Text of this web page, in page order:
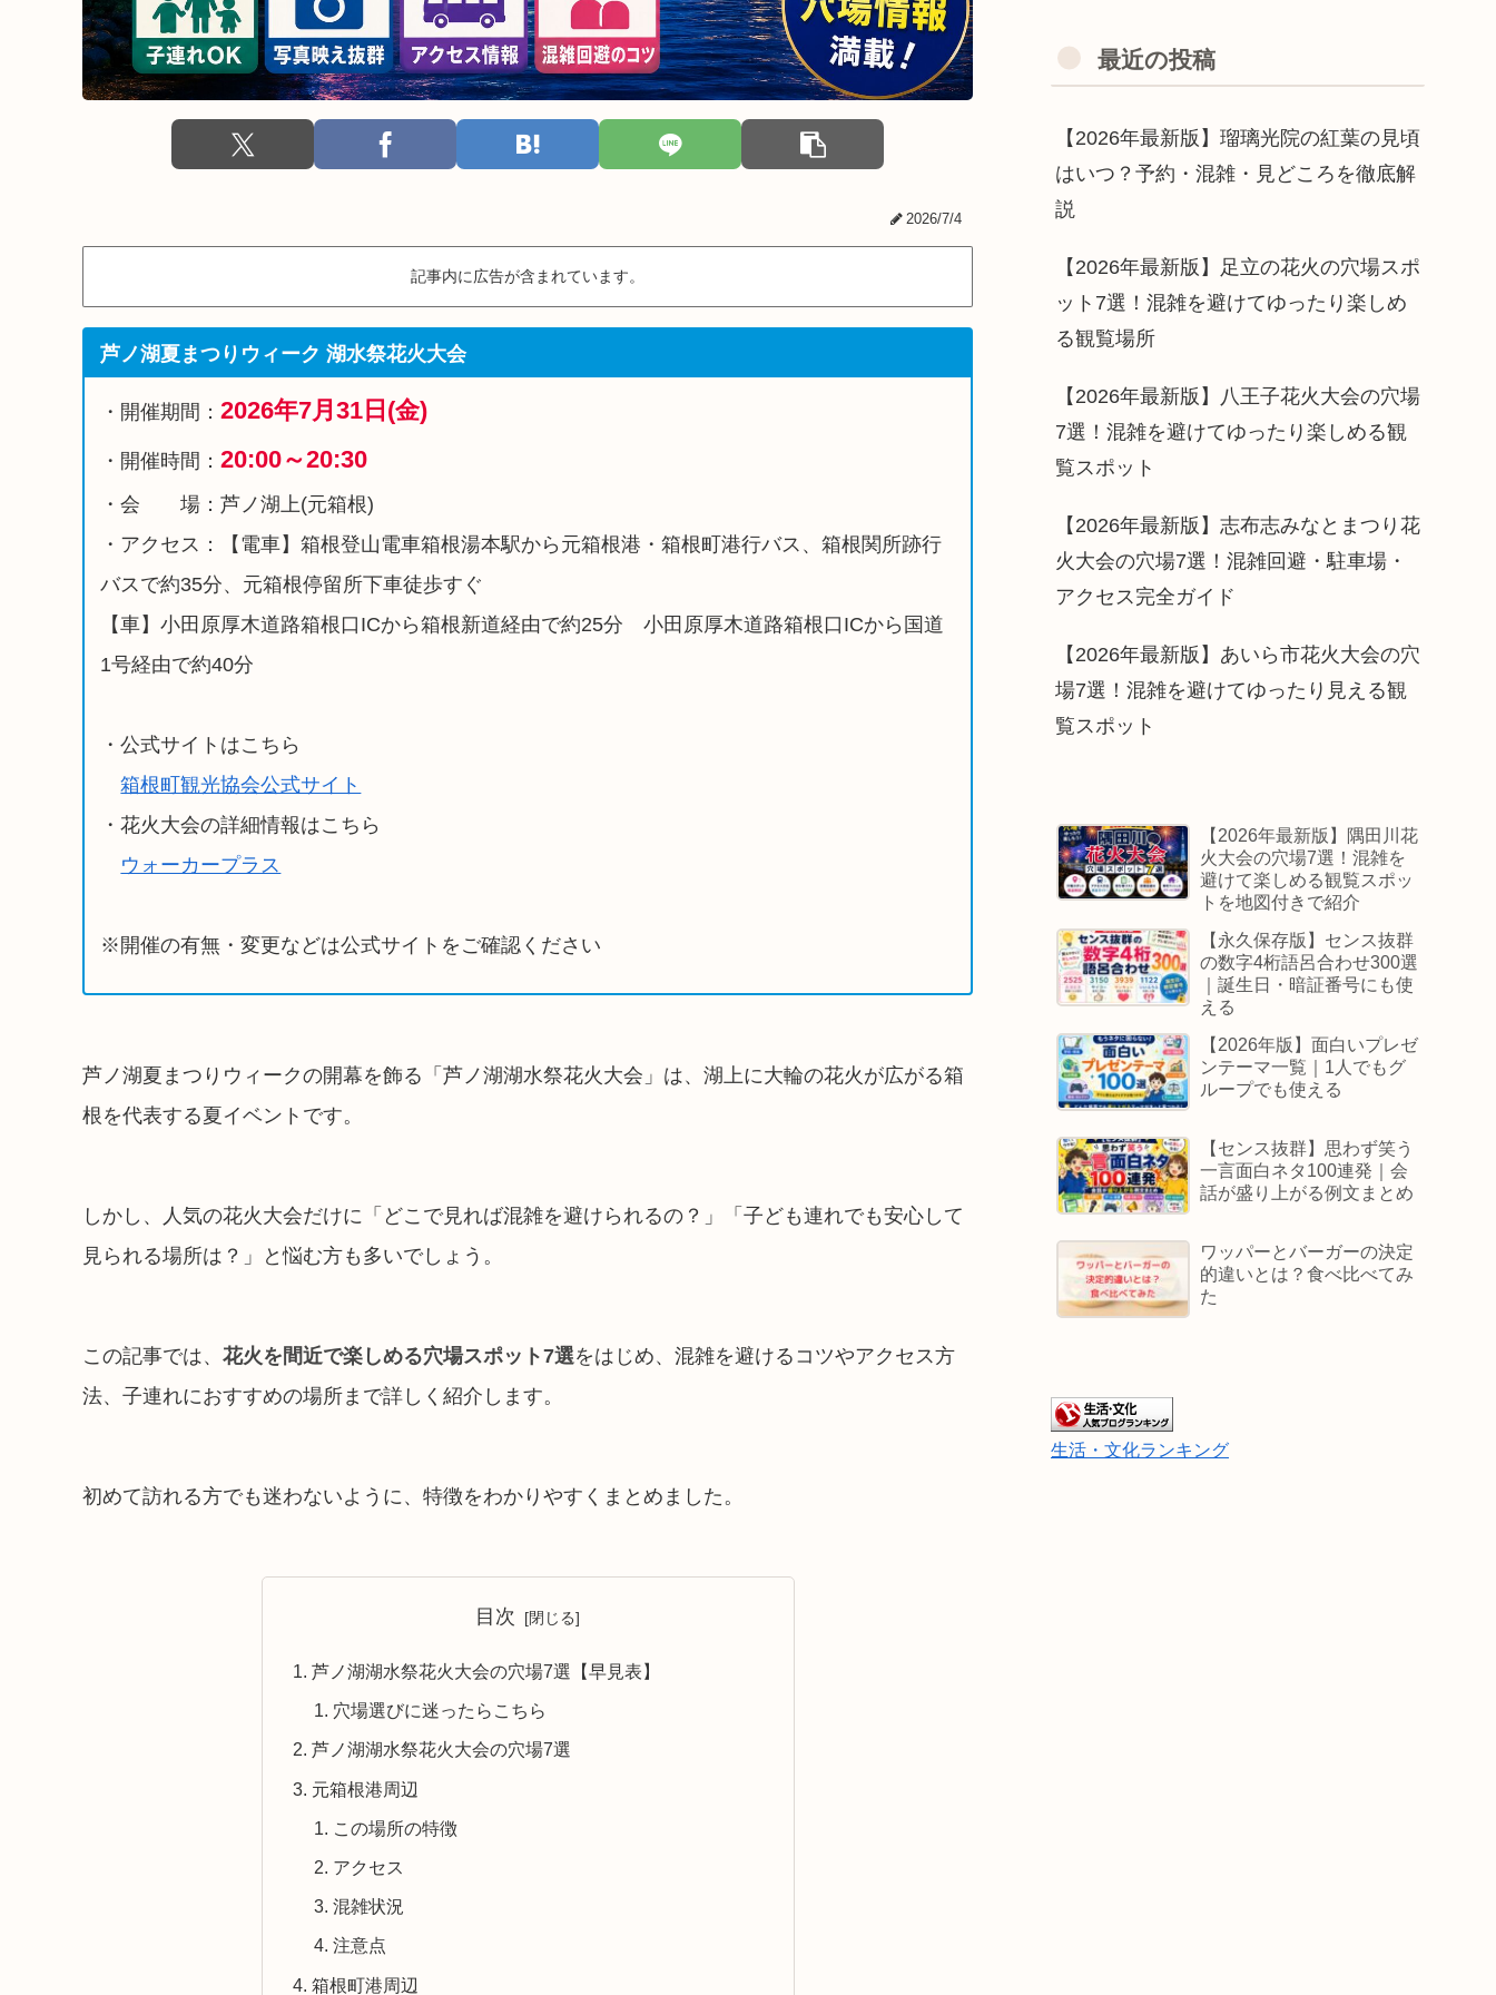
2026/7/4
記事内に広告が含まれています。
芦ノ湖夏まつりウィーク 湖水祭花火大会
・開催期間：2026年7月31日(金)
・開催時間：20:00～20:30
・会 場：芦ノ湖上(元箱根)
・アクセス：【電車】箱根登山電車箱根湯本駅から元箱根港・箱根町港行バス、箱根関所跡行
バスで約35分、元箱根停留所下車徒歩すぐ
【車】小田原厚木道路箱根口ICから箱根新道経由で約25分 小田原厚木道路箱根口ICから国道
1号経由で約40分
・公式サイトはこちら
箱根町観光協会公式サイト
・花火大会の詳細情報はこちら
ウォーカープラス
※開催の有無・変更などは公式サイトをご確認ください
芦ノ湖夏まつりウィークの開幕を飾る「芦ノ湖湖水祭花火大会」は、湖上に大輪の花火が広がる箱
根を代表する夏イベントです。
しかし、人気の花火大会だけに「どこで見れば混雑を避けられるの？」「子ども連れでも安心して
見られる場所は？」と悩む方も多いでしょう。
この記事では、 花火を間近で楽しめる穴場スポット7選をはじめ、混雑を避けるコツやアクセス方
法、子連れにおすすめの場所まで詳しく紹介します。
初めて訪れる方でも迷わないように、特徴をわかりやすくまとめました。
目次
芦ノ湖湖水祭花火大会の穴場7選【早見表】
穴場選びに迷ったらこちら
芦ノ湖湖水祭花火大会の穴場7選
元箱根港周辺
この場所の特徴
アクセス
混雑状況
注意点
箱根町港周辺
最近の投稿
【2026年最新版】瑠璃光院の紅葉の見頃
はいつ？予約・混雑・見どころを徹底解
説
【2026年最新版】足立の花火の穴場スポ
ット7選！混雑を避けてゆったり楽しめ
る観覧場所
【2026年最新版】八王子花火大会の穴場
7選！混雑を避けてゆったり楽しめる観
覧スポット
【2026年最新版】志布志みなとまつり花
火大会の穴場7選！混雑回避・駐車場・
アクセス完全ガイド
【2026年最新版】あいら市花火大会の穴
場7選！混雑を避けてゆったり見える観
覧スポット
【2026年最新版】隅田川花
火大会の穴場7選！混雑を
避けて楽しめる観覧スポッ
トを地図付きで紹介
【永久保存版】センス抜群
の数字4桁語呂合わせ300選
｜誕生日・暗証番号にも使
える
【2026年版】面白いプレゼ
ンテーマ一覧｜1人でもグ
ループでも使える
【センス抜群】思わず笑う
一言面白ネタ100連発｜会
話が盛り上がる例文まとめ
ワッパーとバーガーの決定
的違いとは？食べ比べてみ
た
生活・文化ランキング